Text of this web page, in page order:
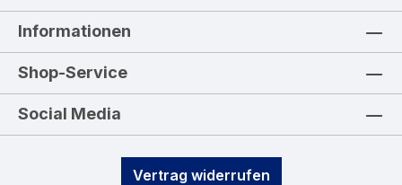
Informationen
Shop-Service
Social Media
Vertrag widerrufen